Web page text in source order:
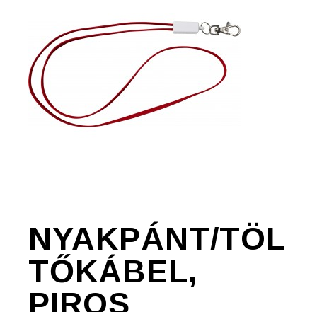
NYAKPÁNT/TÖL
TŐKÁBEL,
PIROS